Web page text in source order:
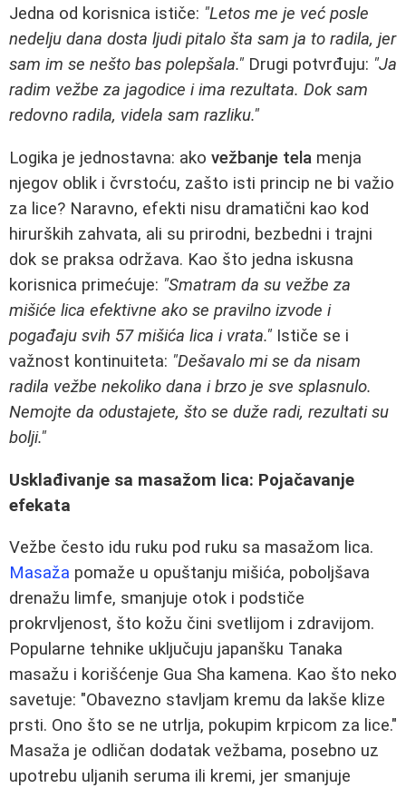
Jedna od korisnica ističe: "Letos me je već posle
nedelju dana dosta ljudi pitalo šta sam ja to radila, jer
sam im se nešto bas polepšala." Drugi potvrđuju: "Ja
radim vežbe za jagodice i ima rezultata. Dok sam
redovno radila, videla sam razliku."
Logika je jednostavna: ako vežbanje tela menja
njegov oblik i čvrstoću, zašto isti princip ne bi važio
za lice? Naravno, efekti nisu dramatični kao kod
hirurških zahvata, ali su prirodni, bezbedni i trajni
dok se praksa održava. Kao što jedna iskusna
korisnica primećuje: "Smatram da su vežbe za
mišiće lica efektivne ako se pravilno izvode i
pogađaju svih 57 mišića lica i vrata." Ističe se i
važnost kontinuiteta: "Dešavalo mi se da nisam
radila vežbe nekoliko dana i brzo je sve splasnulo.
Nemojte da odustajete, što se duže radi, rezultati su
bolji."
Usklađivanje sa masažom lica: Pojačavanje
efekata
Vežbe često idu ruku pod ruku sa masažom lica.
Masaža pomaže u opuštanju mišića, poboljšava
drenažu limfe, smanjuje otok i podstiče
prokrvljenost, što kožu čini svetlijom i zdravijom.
Popularne tehnike uključuju japanšku Tanaka
masažu i korišćenje Gua Sha kamena. Kao što neko
savetuje: "Obavezno stavljam kremu da lakše klize
prsti. Ono što se ne utrlja, pokupim krpicom za lice."
Masaža je odličan dodatak vežbama, posebno uz
upotrebu uljanih seruma ili kremi, jer smanjuje